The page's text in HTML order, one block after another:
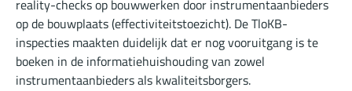
reality-checks op bouwwerken door instrumentaanbieders
op de bouwplaats (effectiviteitstoezicht). De TloKB-
inspecties maakten duidelijk dat er nog vooruitgang is te
boeken in de informatiehuishouding van zowel
instrumentaanbieders als kwaliteitsborgers.